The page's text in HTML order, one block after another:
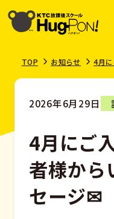
TOP お知らせ
2026年6月29日
4月にご
者様から
セージ✉